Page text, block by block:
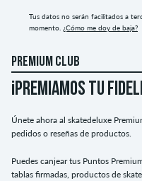
Tus datos no serán facilitados a
momento. ¿Cómo me doy de baja?
PREMIUM CLUB
¡PREMIAMOS TU
Únete ahora al skatedeluxe
pedidos o reseñas de productos.
Puedes canjear tus Puntos
tablas firmadas, productos de